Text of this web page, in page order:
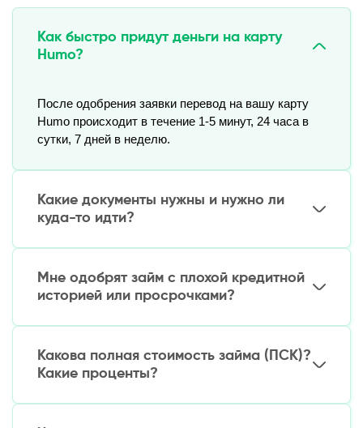
Как быстро придут деньги на карту
Humo?
После одобрения заявки перевод на вашу карту
Humo происходит в течение 1-5 минут, 24 часа в
сутки, 7 дней в неделю.
Какие документы нужны и нужно ли
куда-то идти?
Всё делается полностью онлайн. Вам нужен
ID-карта) и действующая карта Humo.
офис не требуются.
Мне одобрят займ с плохой кредитной
историей или просрочками?
Да, высока вероятность. Мы рассматриваем
заявки всех клиентов. Решение принимается
автоматически по многим параметрам, а не
на одобрение есть у большинства
Какова полная стоимость займа (ПСК)?
Какие проценты?
Все ставки и итоговая сумма к возврату четко